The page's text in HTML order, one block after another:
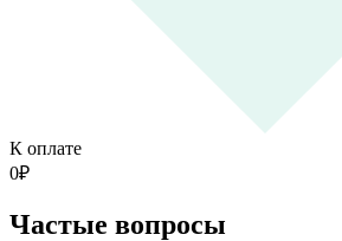
К оплате
0₽
Частые вопросы